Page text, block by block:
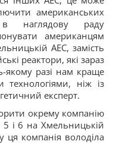
американських
в наглядову раду
американцям
АЕС, замість
реактори, які зараз
якому разі нам краще
ніж із
експерт.
окрему компанію
і 6 на Хмельницькій
ця компанія володіла